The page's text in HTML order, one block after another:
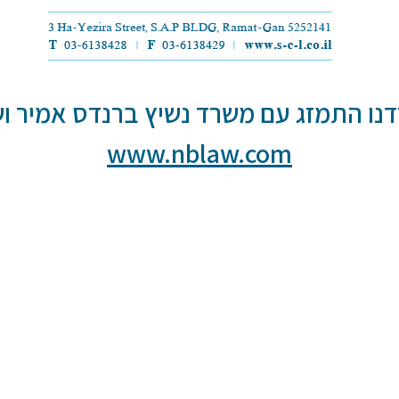
התמזג עם משרד נשיץ ברנדס אמיר
www.nblaw.com